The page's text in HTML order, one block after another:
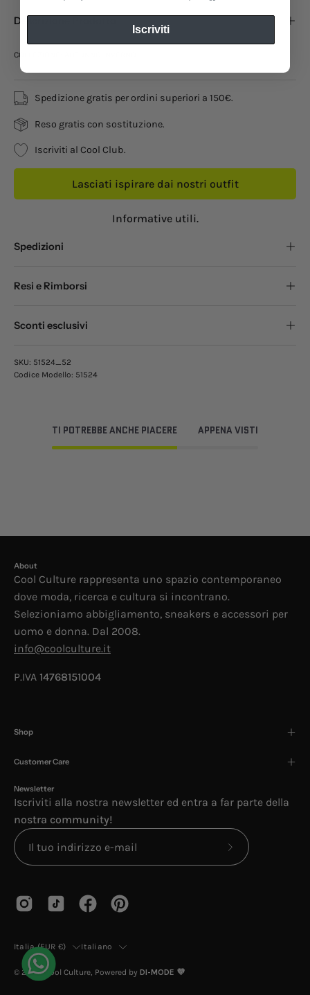
Descrizione Prodotto
COLLEZIONE: AUTUNNO INVERNO
Spedizione gratis per ordini superiori a 150€.
Reso gratis con sostituzione.
Iscriviti al Cool Club.
Lasciati ispirare dai nostri outfit
Informative utili.
Spedizioni
Resi e Rimborsi
Sconti esclusivi
SKU: 51524_52
Codice Modello: 51524
TI POTREBBE ANCHE PIACERE APPENA VISTI
About
Cool Culture rappresenta uno spazio contemporaneo
dove moda, ricerca e cultura si incontrano.
Selezioniamo abbigliamento, sneakers e accessori per
uomo e donna. Dal 2008.
info@coolculture.it
P.IVA 14768151004
Shop
Customer Care
Newsletter
Iscriviti alla nostra newsletter ed entra a far parte della
nostra community!
Iscriviti
Paese
Italia (EUR €) Lingua
Italiano
© 2026,Cool Culture, Powered by DI-MODE 💜
Iscriviti